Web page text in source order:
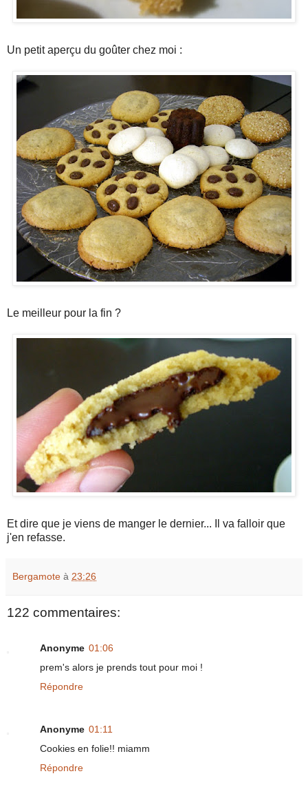
Un petit aperçu du goûter chez moi :
Le meilleur pour la fin ?
Et dire que je viens de manger le dernier... Il va falloir que
j'en refasse.
Bergamote à 23:26
122 commentaires:
Anonyme 01:06
prem's alors je prends tout pour moi !
Répondre
Anonyme 01:11
Cookies en folie!! miamm
Répondre